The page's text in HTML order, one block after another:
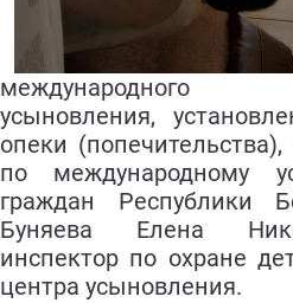
международного
усыновления,
опеки (попечительства),
по международному
граждан Республики
Буняева Елена
инспектор по охране
центра усыновления.